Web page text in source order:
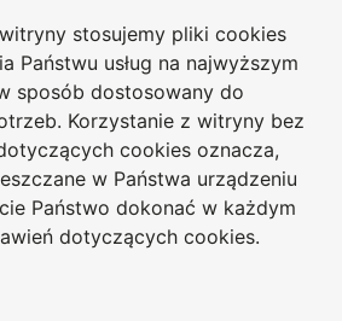
stosujemy pliki cookies
Państwu usług na najwyższym
sposób dostosowany do
Korzystanie z witryny bez
cookies oznacza,
w Państwa urządzeniu
Państwo dokonać w każdym
dotyczących cookies.
menu
serwisu
Uniwersytecka
Jana Długosza
Deklaracja
dostępności
Mapa
serwisu